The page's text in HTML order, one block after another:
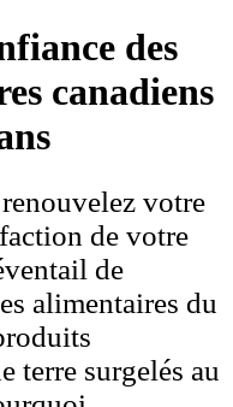
des
canadiens
votre
de votre
de
alimentaires du
terre surgelés au